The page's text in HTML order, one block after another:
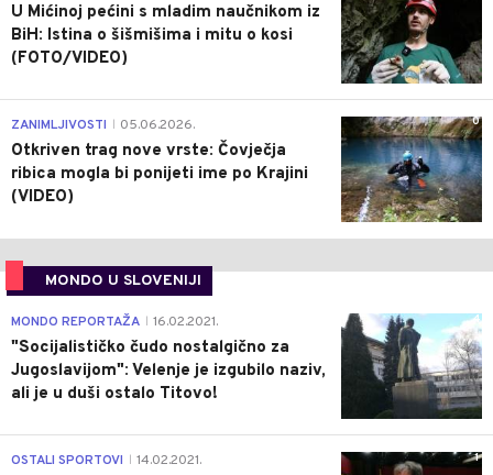
U Mićinoj pećini s mladim naučnikom iz
BiH: Istina o šišmišima i mitu o kosi
(FOTO/VIDEO)
0
ZANIMLJIVOSTI 05.06.2026.
Otkriven trag nove vrste: Čovječja
ribica mogla bi ponijeti ime po Krajini
(VIDEO)
MONDO U SLOVENIJI
4
MONDO REPORTAŽA 16.02.2021.
"Socijalističko čudo nostalgično za
Jugoslavijom": Velenje je izgubilo naziv,
ali je u duši ostalo Titovo!
1
OSTALI SPORTOVI 14.02.2021.